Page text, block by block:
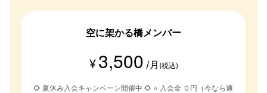
空に架かる橋メンバー
¥ 3,500 /月 (税込)
🌻 夏休み入会キャンペーン開催中 🌻 ⭐️ 入会金 ０円（今なら通